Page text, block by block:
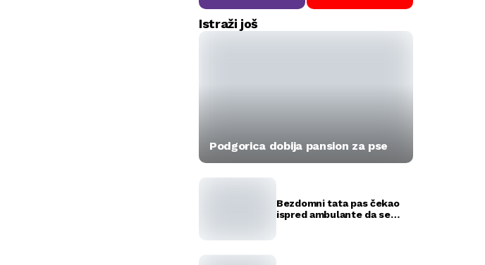
Istraži još
Podgorica dobija pansion za pse
Bezdomni tata pas čekao
ispred ambulante da se